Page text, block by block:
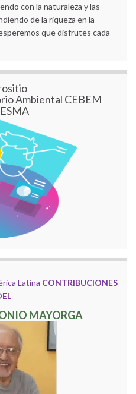
con la naturaleza y las
de la riqueza en la
que disfrutes cada
Ambiental CEBEM
Latina CONTRIBUCIONES
MAYORGA